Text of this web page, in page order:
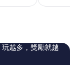
夠
評
論
越多，獎勵就越